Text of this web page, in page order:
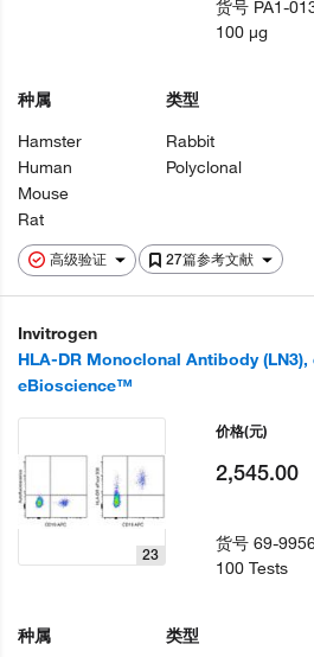
高级验证 27篇参考文献
种属
Hamster
Human
Mouse
Rat
类型
Rabbit
Polyclonal
货号 PA1-
100 µg
Invitrogen
HLA-DR Monoclonal Antibody
eBioscience™
23
种属
类型
价格(元)
2,545.00
货号69-
100 Tests